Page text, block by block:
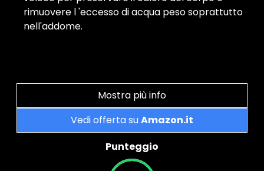
rimuovere l 'eccesso di acqua peso soprattutto
nell'addome.
Mostra più info
Vedi offerta suAmazon.it
Punteggio